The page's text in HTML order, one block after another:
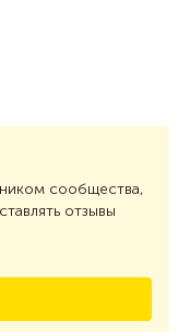
сообщества,
отзывы